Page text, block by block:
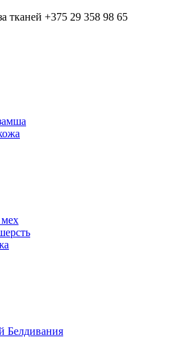
тканей +375 29 358 98 65
Белдивания